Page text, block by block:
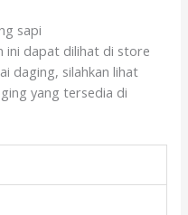
sapi
ini dapat dilihat di store
daging, silahkan lihat
yang tersedia di